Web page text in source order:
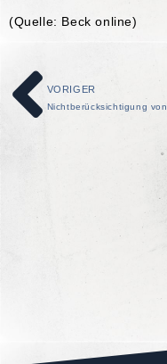
(Quelle: Beck online)
VORIGER